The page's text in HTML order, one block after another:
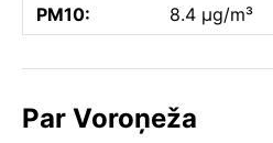
PM10:
8.4 µg/m³
Par Voroņeža